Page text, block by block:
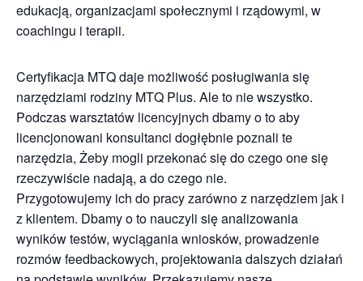
edukacją, organizacjami społecznymi i rządowymi, w
coachingu i terapii.
Certyfikacja MTQ daje możliwość posługiwania się
narzędziami rodziny MTQ Plus. Ale to nie wszystko.
Podczas warsztatów licencyjnych dbamy o to aby
licencjonowani konsultanci dogłębnie poznali te
narzędzia, Żeby mogli przekonać się do czego one się
rzeczywiście nadają, a do czego nie.
Przygotowujemy ich do pracy zarówno z narzędziem jak i
z klientem. Dbamy o to nauczyli się analizowania
wyników testów, wyciągania wniosków, prowadzenie
rozmów feedbackowych, projektowania dalszych działań